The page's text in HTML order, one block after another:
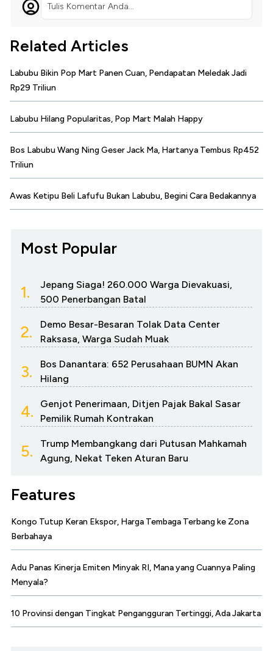
Tulis Komentar Anda...
Related Articles
Labubu Bikin Pop Mart Panen Cuan, Pendapatan Meledak Jadi
Rp29 Triliun
Labubu Hilang Popularitas, Pop Mart Malah Happy
Bos Labubu Wang Ning Geser Jack Ma, Hartanya Tembus Rp452
Triliun
Awas Ketipu Beli Lafufu Bukan Labubu, Begini Cara Bedakannya
Most Popular
1.
Jepang Siaga! 260.000 Warga Dievakuasi,
500 Penerbangan Batal
2.
Demo Besar-Besaran Tolak Data Center
Raksasa, Warga Sudah Muak
3.
Bos Danantara: 652 Perusahaan BUMN Akan
Hilang
4.
Genjot Penerimaan, Ditjen Pajak Bakal Sasar
Pemilik Rumah Kontrakan
5.
Trump Membangkang dari Putusan Mahkamah
Agung, Nekat Teken Aturan Baru
Features
Kongo Tutup Keran Ekspor, Harga Tembaga Terbang ke Zona
Berbahaya
Adu Panas Kinerja Emiten Minyak RI, Mana yang Cuannya Paling
Menyala?
10 Provinsi dengan Tingkat Pengangguran Tertinggi, Ada Jakarta